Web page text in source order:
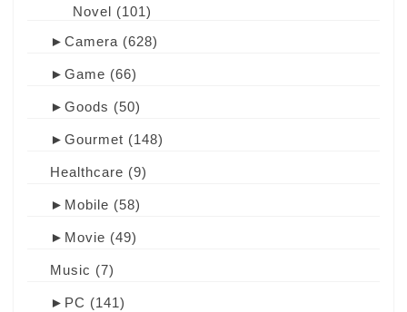
Novel (101)
► Camera (628)
► Game (66)
► Goods (50)
► Gourmet (148)
Healthcare (9)
► Mobile (58)
► Movie (49)
Music (7)
► PC (141)